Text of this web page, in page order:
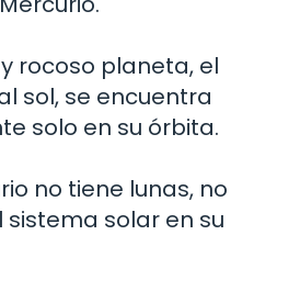
rocoso planeta, el
sol, se encuentra
solo en su órbita.
no tiene lunas, no
sistema solar en su